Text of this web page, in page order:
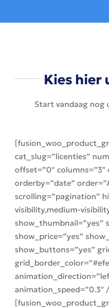
Kies hier
Start vandaag nog
cat_slug=”licenties”
offset=”0″
orderby=”date”
scrolling=”pagination”
visibility,medium-
show_thumbnail=”yes”
show_price=”yes”
show_buttons=”yes”
animation_speed=”0.3″